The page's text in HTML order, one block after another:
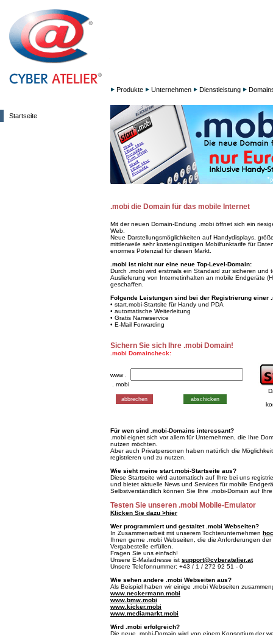
Startseite
Produkte Unternehmen Dienstleistung
.mobi die Domain für das mobile Internet
Mit der neuen Domain-Endung .mobi öffnet sich ein
Web.
Neue Darstellungsmöglichkeiten auf Handydisplays,
mittlerweile sehr kostengünstigen Mobilfunktarife für
enormes Potenzial für diesen Markt.
.mobi ist nicht nur eine neue Top-Level-Domain:
Durch .mobi wird erstmals ein Standard zur sicheren und
Auslieferung von Internetinhalten an mobile Endgeräte
geschaffen.
Folgende Leistungen sind bei der Registrierung einer
• start.mobi-Startsite für Handy und PDA
• automatische Weiterleitung
• Gratis Nameservice
• E-Mail Forwarding
Sichern Sie sich Ihre .mobi Domain!
.mobi Domaincheck:
www .
. mobi
Für wen sind .mobi-Domains interessant?
.mobi eignet sich vor allem für Unternehmen, die Ihre
nutzen möchten.
Aber auch Privatpersonen haben natürlich die
registrieren und zu nutzen.
Wie sieht meine start.mobi-Startseite aus?
Diese Startseite wird automatisch auf Ihre bei uns
und bietet aktuelle News und Services für mobile
Selbstverständlich können Sie Ihre .mobi-Domain auf
Testen Sie unseren .mobi Mobile-Emulator
Klicken Sie dazu >hier
Wer programmiert und gestaltet .mobi Webseiten?
In Zusammenarbeit mit unserem Tochterunternehmen
Ihnen gerne .mobi Webseiten, die die Anforderungen
Vergabestelle erfüllen.
Fragen Sie uns einfach!
Unsere E-Mailadresse ist support@cyberatelier.at
Unsere Telefonnummer: +43 / 1 / 272 92 51 - 0
Wie sehen andere .mobi Webseiten aus?
Als Beispiel haben wir einige .mobi Webseiten
www.neckermann.mobi
www.bmw.mobi
www.kicker.mobi
www.mediamarkt.mobi
Wird .mobi erfolgreich?
Die neue .mobi-Domain wird von einem Konsortium der